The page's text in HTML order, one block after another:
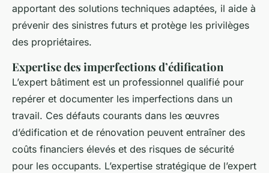
apportant des solutions techniques adaptées, il aide à
prévenir des sinistres futurs et protège les privilèges
des propriétaires.
Expertise des imperfections d’édification
L’expert bâtiment est un professionnel qualifié pour
repérer et documenter les imperfections dans un
travail. Ces défauts courants dans les œuvres
d’édification et de rénovation peuvent entraîner des
coûts financiers élevés et des risques de sécurité
pour les occupants. L’expertise stratégique de l’expert